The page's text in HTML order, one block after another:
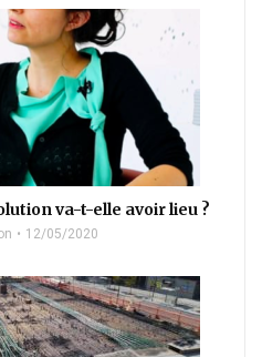
va-t-elle avoir lieu ?
12/05/2020